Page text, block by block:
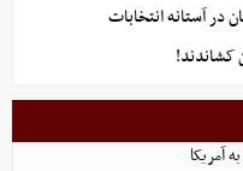
آستانه انتخابات
کشاندند!
آمریکا